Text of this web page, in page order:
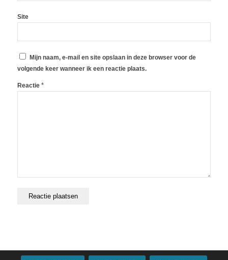
Site
Mijn naam, e-mail en site opslaan in deze browser voor de
volgende keer wanneer ik een reactie plaats.
Reactie *